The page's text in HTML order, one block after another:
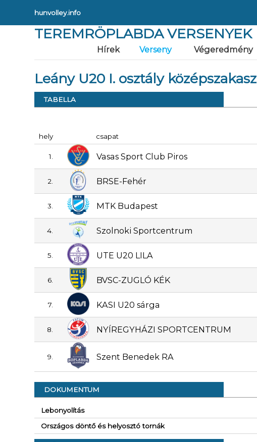
hunvolley.info
TEREMRÖPLABDA VERSENYEK
Hírek Verseny Végeredmény
Leány U20 I. osztály középszakasz
TABELLA
hely
csapat
1. Vasas Sport Club Piros
2. BRSE-Fehér
3. MTK Budapest
4. Szolnoki Sportcentrum
5. UTE U20 LILA
6. BVSC-ZUGLÓ KÉK
7. KASI U20 sárga
8. NYÍREGYHÁZI SPORTCENTRUM
9. Szent Benedek RA
DOKUMENTUM
Lebonyolítás
Országos döntő és helyosztó tornák